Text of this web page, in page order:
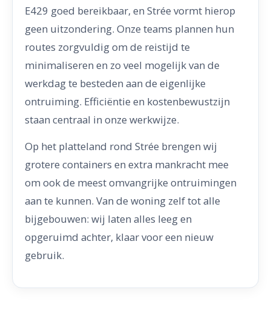
E429 goed bereikbaar, en Strée vormt hierop
geen uitzondering. Onze teams plannen hun
routes zorgvuldig om de reistijd te
minimaliseren en zo veel mogelijk van de
werkdag te besteden aan de eigenlijke
ontruiming. Efficiëntie en kostenbewustzijn
staan centraal in onze werkwijze.
Op het platteland rond Strée brengen wij
grotere containers en extra mankracht mee
om ook de meest omvangrijke ontruimingen
aan te kunnen. Van de woning zelf tot alle
bijgebouwen: wij laten alles leeg en
opgeruimd achter, klaar voor een nieuw
gebruik.